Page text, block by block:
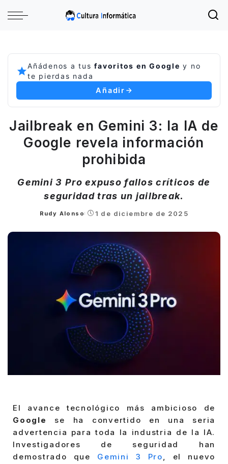
Añádenos a tusfavoritos en Google y no
te pierdas nada
Añadir
Jailbreak en Gemini 3: la IA de
Google revela información
prohibida
Gemini 3 Pro expuso fallos críticos de
seguridad tras un jailbreak.
Posted
Rudy Alonso 1 de diciembre de 2025
El avance tecnológico más ambicioso de
Google se ha convertido en una seria
advertencia para toda la industria de la IA.
Investigadores de seguridad han
demostrado que Gemini 3 Pro, el nuevo